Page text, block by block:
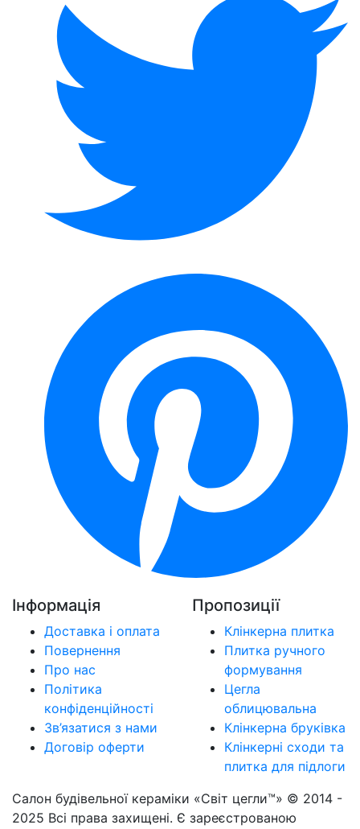
Інформація
Доставка і оплата
Повернення
Про нас
Політика
конфіденційності
Зв’язатися з нами
Договір оферти
Пропозиції
Клінкерна плитка
Плитка ручного
формування
Цегла
облицювальна
Клінкерна бруківка
Клінкерні сходи та
плитка для підлоги
Салон будівельної кераміки «Світ цегли™» © 2014 -
2025 Всі права захищені. Є зареєстрованою